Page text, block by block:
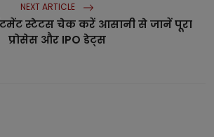
NEXT ARTICLE
स्टेटस चेक करें आसानी से जानें पूरा
प्रोसेस और IPO डेट्स